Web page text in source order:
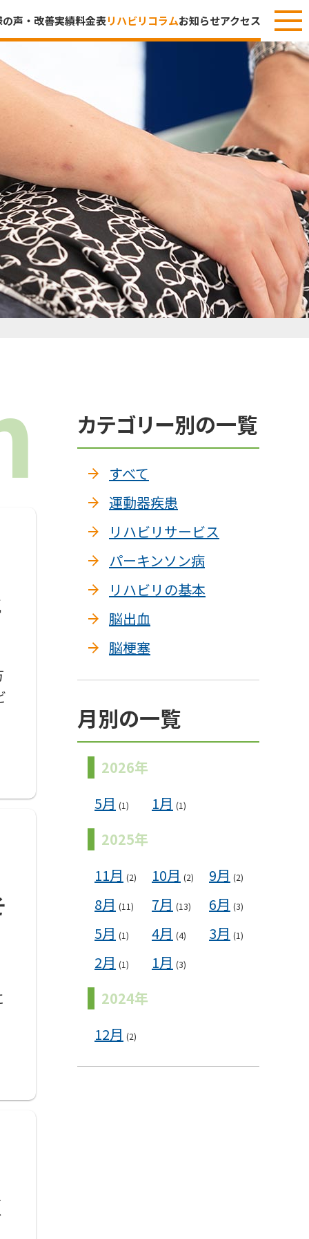
の声・改善実績料金表リハビリコラムお知らせアクセス
048-577-3794
9:00～18:00 土曜・日曜定休
無料リハビリ体験
HOME
無料リハビリ体験
お客様の声・改善実績
料金表
リハビリコラム
お知らせ
プライバシーポリシー
カテゴリー別の一覧
すべて
運動器疾患
リハビリサービス
パーキンソン病
リハビリの基本
脳出血
脳梗塞
月別の一覧
2026年
5月 (1) 1月 (1)
2025年
11月 (2) 10月 (2) 9月 (2)
8月 (11) 7月 (13) 6月 (3)
5月 (1) 4月 (4) 3月 (1)
2月 (1) 1月 (3)
2024年
12月 (2)